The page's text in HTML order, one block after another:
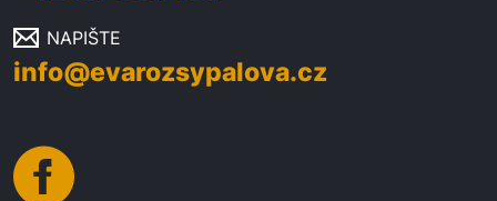
NAPIŠTE
info@evarozsypalova.cz